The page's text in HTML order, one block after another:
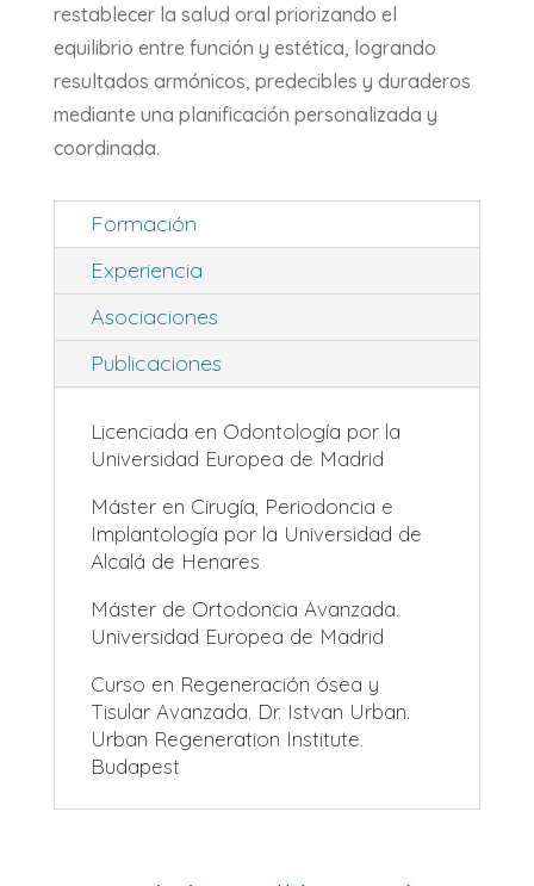
restablecer la salud oral priorizando el
equilibrio entre función y estética, logrando
resultados armónicos, predecibles y duraderos
mediante una planificación personalizada y
coordinada.
Formación
Experiencia
Asociaciones
Publicaciones
Licenciada en Odontología por la
Universidad Europea de Madrid
Máster en Cirugía, Periodoncia e
Implantología por la Universidad de
Alcalá de Henares
Máster de Ortodoncia Avanzada.
Universidad Europea de Madrid
Curso en Regeneración ósea y
Tisular Avanzada. Dr. Istvan Urban.
Urban Regeneration Institute.
Budapest